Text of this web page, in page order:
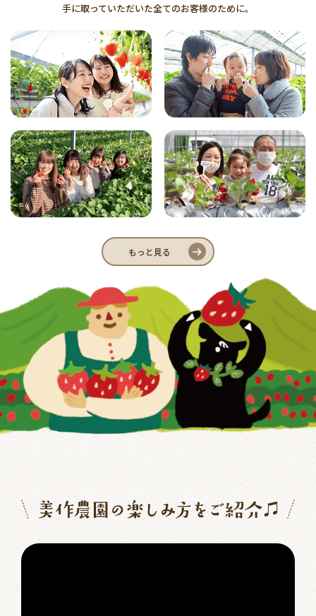
手に取っていただいた全てのお客様のために。
もっと見る